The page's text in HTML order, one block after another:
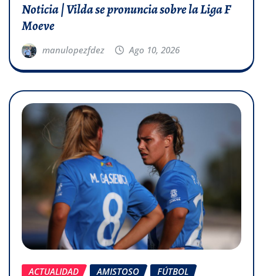
Noticia | Vilda se pronuncia sobre la Liga F
Moeve
manulopezfdez Ago 10, 2026
ACTUALIDAD AMISTOSO FÚTBOL